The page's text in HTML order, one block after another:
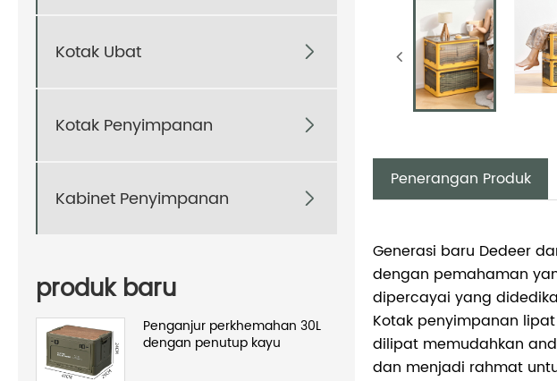
Kotak Ubat 
Kotak Penyimpanan 
Kabinet Penyimpanan 
produk baru
Penganjur perkhemahan 30L
dengan penutup kayu
Penerangan Produk
Generasi baru Dedeer
dengan pemahaman
dipercayai yang
Kotak penyimpanan
dilipat memudahkan
dan menjadi rahmat